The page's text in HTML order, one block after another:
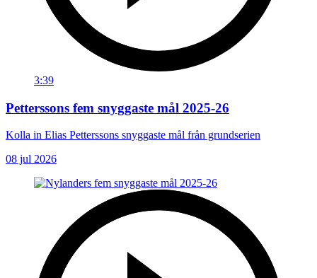
3:39
Petterssons fem snyggaste mål 2025-26
Kolla in Elias Petterssons snyggaste mål från grundserien
08 jul 2026